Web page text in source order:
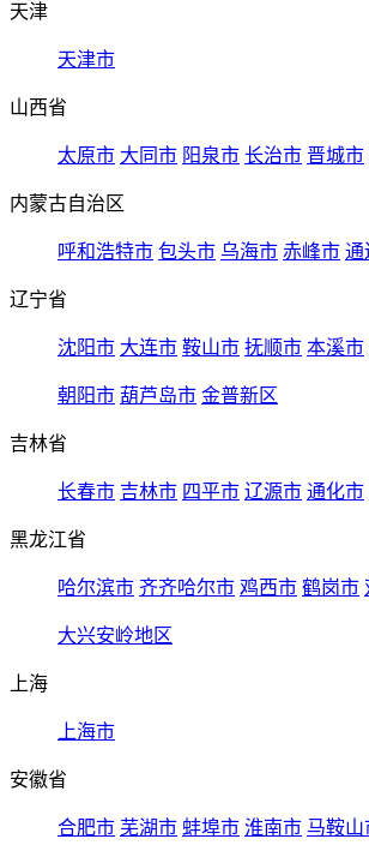
天津
天津市
山西省
太原市 大同市 阳泉市 长治市 晋城市
内蒙古自治区
呼和浩特市 包头市 乌海市 赤峰市 通
辽宁省
沈阳市 大连市 鞍山市 抚顺市 本溪市
朝阳市 葫芦岛市 金普新区
吉林省
长春市 吉林市 四平市 辽源市 通化市
黑龙江省
哈尔滨市 齐齐哈尔市 鸡西市 鹤岗市
大兴安岭地区
上海
上海市
安徽省
合肥市 芜湖市 蚌埠市 淮南市 马鞍山